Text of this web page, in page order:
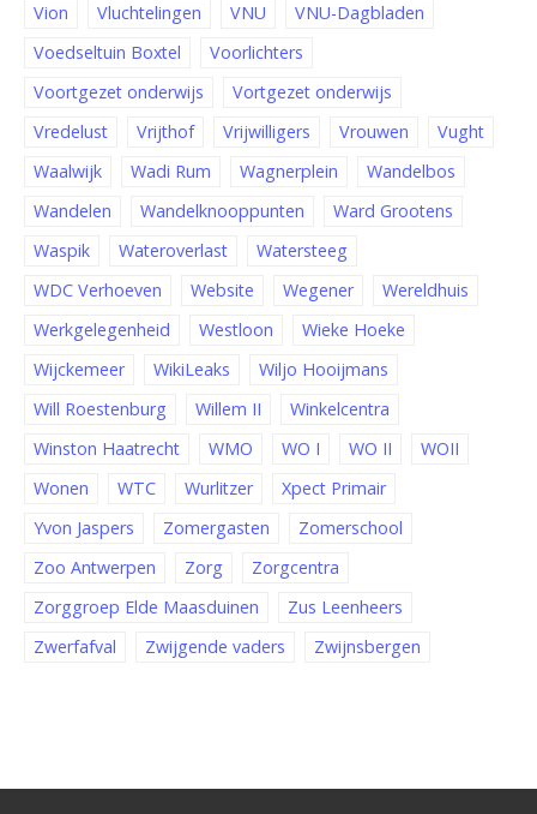
Vion
Vluchtelingen VNU
VNU-Dagbladen
Voedseltuin Boxtel
Voorlichters
Voortgezet onderwijs
Vortgezet onderwijs
Vredelust
Vrijthof Vrijwilligers Vrouwen
Vught
Waalwijk
Wadi Rum Wagnerplein
Wandelbos
Wandelen
Wandelknooppunten
Ward Grootens
Waspik
Wateroverlast
Watersteeg
WDC Verhoeven
Website Wegener
Wereldhuis
Werkgelegenheid
Westloon
Wieke Hoeke
Wijckemeer
WikiLeaks
Wiljo Hooijmans
Will Roestenburg
Willem II
Winkelcentra
Winston Haatrecht
WMO WO I WO II
WOII
Wonen
WTC Wurlitzer
Xpect Primair
Yvon Jaspers
Zomergasten
Zomerschool
Zoo Antwerpen
Zorg
Zorgcentra
Zorggroep Elde Maasduinen
Zus Leenheers
Zwerfafval
Zwijgende vaders Zwijnsbergen